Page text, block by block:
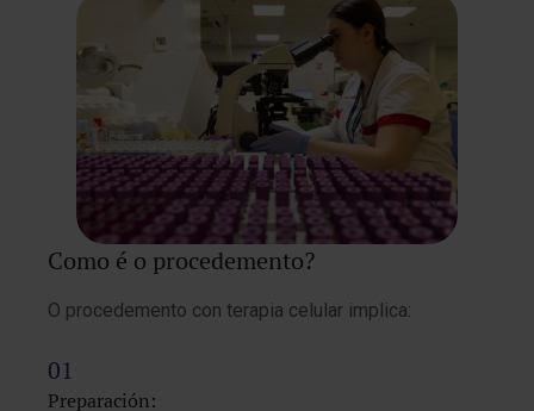
Como é o procedemento?
O procedemento con terapia celular implica:
Preparación: